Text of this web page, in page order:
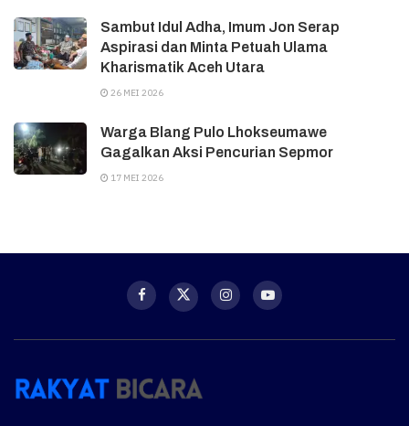
Sambut Idul Adha, Imum Jon Serap
Aspirasi dan Minta Petuah Ulama
Kharismatik Aceh Utara
26 MEI 2026
Warga Blang Pulo Lhokseumawe
Gagalkan Aksi Pencurian Sepmor
17 MEI 2026